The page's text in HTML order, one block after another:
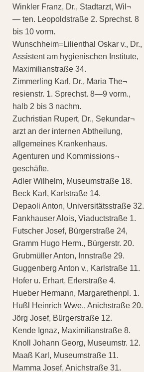
Winkler Franz, Dr., Stadtarzt, Wil¬
— ten. Leopoldstraße 2. Sprechst. 8
bis 10 vorm.
Wunschheim=Lilienthal Oskar v., Dr.,
Assistent am hygienischen Institute,
Maximilianstraße 34.
Zimmerling Karl, Dr., Maria The¬
resienstr. 1. Sprechst. 8—9 vorm.,
halb 2 bis 3 nachm.
Zuchristian Rupert, Dr., Sekundar¬
arzt an der internen Abtheilung,
allgemeines Krankenhaus.
Agenturen und Kommissions¬
geschäfte.
Adler Wilhelm, Museumstraße 18.
Beck Karl, Karlstraße 14.
Depaoli Anton, Universitätsstraße 32.
Fankhauser Alois, Viaductstraße 1.
Futscher Josef, Bürgerstraße 24,
Gramm Hugo Herm., Bürgerstr. 20.
Grubmüller Anton, Innstraße 29.
Guggenberg Anton v., Karlstraße 11.
Hofer u. Erhart, Erlerstraße 4.
Hueber Hermann, Margarethenpl. 1.
Hußl Heinrich Wwe., Anichstraße 20.
Jörg Josef, Bürgerstraße 12.
Kende Ignaz, Maximilianstraße 8.
Knoll Johann Georg, Museumstr. 12.
Maaß Karl, Museumstraße 11.
Mamma Josef, Anichstraße 31.